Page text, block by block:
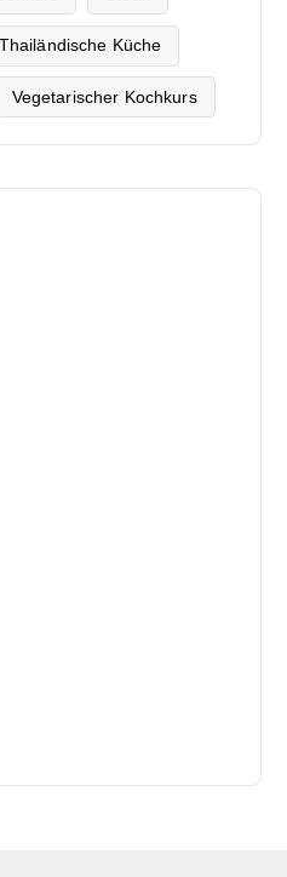
Thailändische Küche
Vegetarischer Kochkurs